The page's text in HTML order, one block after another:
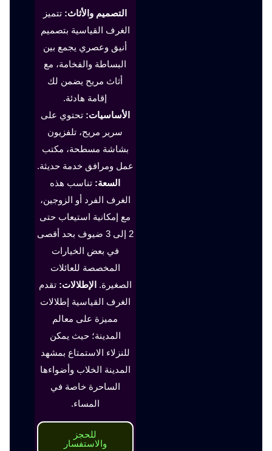
التصميم والأثاث: تتميز
الغرف القياسية بتصميم
أنيق وعصري يجمع بين
البساطة والفخامة، مع
أثاث مريح يضمن لك
إقامة هادئة.
الأساسيات: تحتوي على
سرير مريح، تلفزيون
بشاشة مسطحة، مكتب
عمل ومرافق خدمة حديثة.
السعة: تناسب هذه
الغرف الفرد أو الزوجين،
مع إمكانية استيعاب حتى
2 إلى 3 ضيوف بحد أقصى
في بعض الخيارات
المخصصة للعائلات
الصغيرة. الإطلالات: تقدم
الغرف القياسية إطلالات
مميزة على معالم
المدينة؛ حيث يمكن
للنزلاء الاستمتاع بمشهد
المدينة الخلاب وأضواءها
الساحرة خاصة في
المساء.
للحجز
والاستفسار